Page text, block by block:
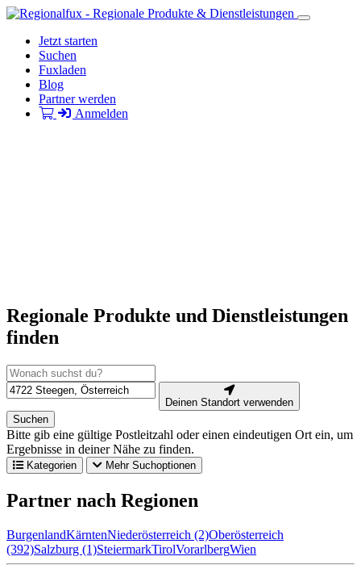
Jetzt starten
Suchen
Fuxladen
Blog
Partner werden
Anmelden
Regionale Produkte und Dienstleistungen
finden
Deinen Standort verwenden
Suchen
Bitte gib eine gültige Postleitzahl oder einen eindeutigen Ort ein, um
Ergebnisse in deiner Nähe zu finden.
Kategorien Mehr Suchoptionen
Partner nach Regionen
BurgenlandKärntenNiederösterreich (2)Oberösterreich
(392)Salzburg (1)SteiermarkTirolVorarlbergWien